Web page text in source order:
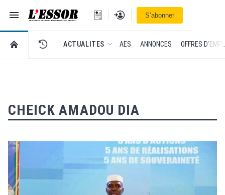
Navigation
L'Essor - retour à la une
Se connecterS’abonner
RETOUR À LA PAGE D’ACCUEIL DE L'ESSOR
ACTUALITES AES ANNONCES OFFRES
CHEICK AMADOU DIA